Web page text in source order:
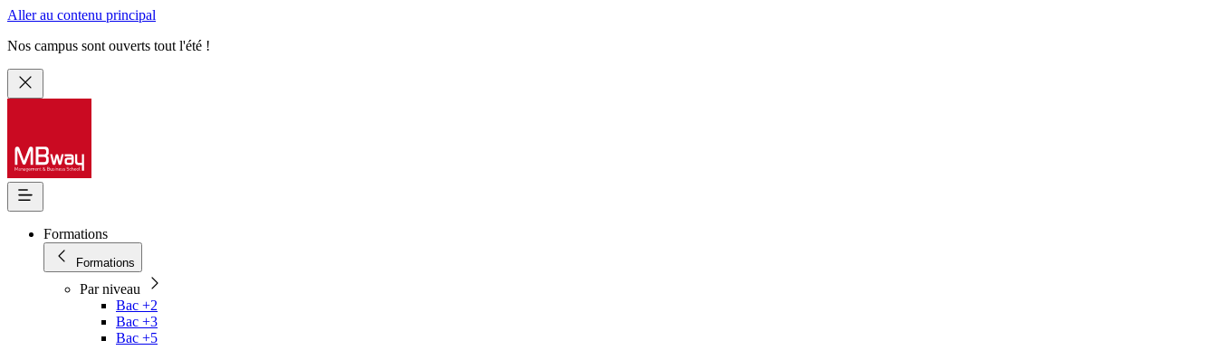
Aller au contenu principal
Nos campus sont ouverts tout l'été !
Formations
Formations
Par niveau
Bac +2
Bac +3
Bac +5